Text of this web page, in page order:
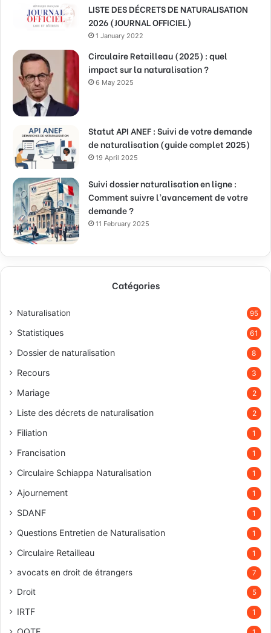
LISTE DES DÉCRETS DE NATURALISATION
2026 (JOURNAL OFFICIEL)
1 January 2022
Circulaire Retailleau (2025) : quel
impact sur la naturalisation ?
6 May 2025
Statut API ANEF : Suivi de votre demande
de naturalisation (guide complet 2025)
19 April 2025
Suivi dossier naturalisation en ligne :
Comment suivre l’avancement de votre
demande ?
11 February 2025
Catégories
Naturalisation 95
Statistiques 61
Dossier de naturalisation 8
Recours 3
Mariage 2
Liste des décrets de naturalisation 2
Filiation 1
Francisation 1
Circulaire Schiappa Naturalisation 1
Ajournement 1
SDANF 1
Questions Entretien de Naturalisation 1
Circulaire Retailleau 1
avocats en droit de étrangers 7
Droit 5
IRTF 1